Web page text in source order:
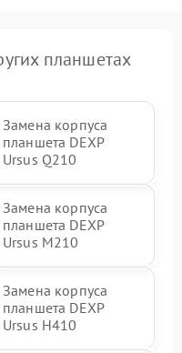
планшетах
Замена корпуса
планшета DEXP
Ursus Q210
Замена корпуса
планшета DEXP
Ursus M210
Замена корпуса
планшета DEXP
Ursus H410